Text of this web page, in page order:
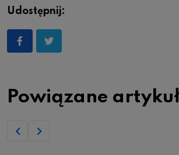
Udostępnij:
Powiązane